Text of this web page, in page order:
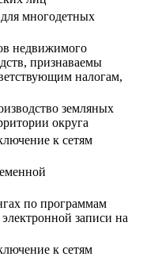
многодетных
недвижимого
признаваемы
налогам,
земляных
округа
к сетям
по программам
записи на
к сетям